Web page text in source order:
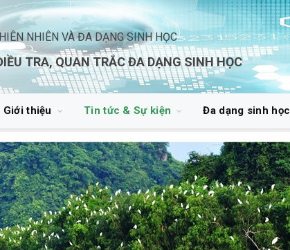
NHIÊN VÀ ĐA DẠNG SINH HỌC
TRA, QUAN TRẮC ĐA DẠNG SINH HỌC
Giới thiệu Tin tức & Sự kiện Đa dạng sinh học